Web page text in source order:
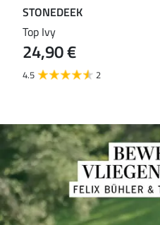
STONEDEEK
Top Ivy
24,90 €
4.5 2